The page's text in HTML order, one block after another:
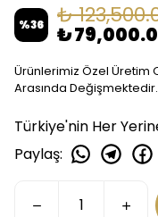
%36 ₺
₺
Ürünlerimiz Özel Üretim
Arasında Değişmektedir.
Türkiye'nin Her
Paylaş: